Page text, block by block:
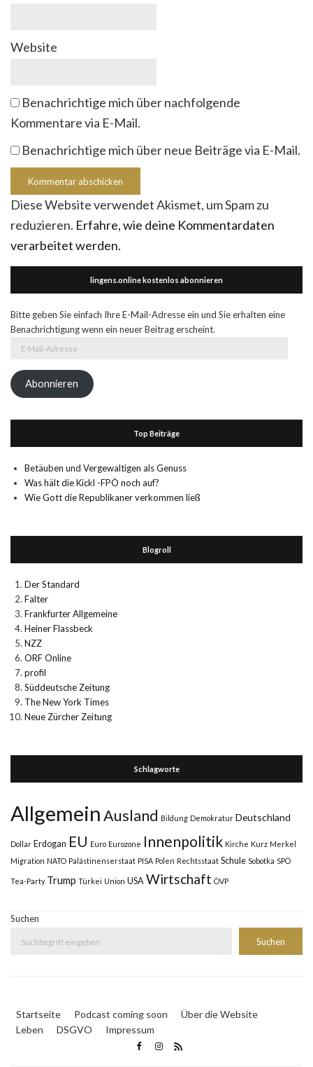
Website
Benachrichtige mich über nachfolgende
Kommentare via E-Mail.
Benachrichtige mich über neue Beiträge via E-Mail.
Diese Website verwendet Akismet, um Spam zu
reduzieren. Erfahre, wie deine Kommentardaten
verarbeitet werden.
lingens.online kostenlos abonnieren
Bitte geben Sie einfach Ihre E-Mail-Adresse ein und Sie erhalten eine
Benachrichtigung wenn ein neuer Beitrag erscheint.
Adresse
Abonnieren
Top Beiträge
Betäuben und Vergewaltigen als Genuss
Was hält die Kickl -FPÖ noch auf?
Wie Gott die Republikaner verkommen ließ
Blogroll
Der Standard
Falter
Frankfurter Allgemeine
Heiner Flassbeck
NZZ
ORF Online
profil
Süddeutsche Zeitung
The New York Times
Neue Zürcher Zeitung
Schlagworte
AllgemeinAusland Bildung Demokratur Deutschland
Dollar Erdogan EU Euro Eurozone Innenpolitik Kirche Kurz Merkel
Migration NATO Palästinenserstaat PISA Polen Rechtsstaat Schule Sobotka SPÖ
Tea-Party Trump Türkei Union USA Wirtschaft ÖVP
Suchen
Suchen
Startseite Podcast coming soon
Über die Website
Leben
DSGVO Impressum